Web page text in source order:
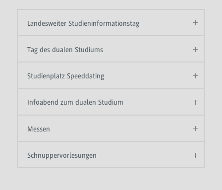
Landesweiter Studieninformationstag
Tag des dualen Studiums
Studienplatz Speeddating
Infoabend zum dualen Studium
Messen
Schnuppervorlesungen